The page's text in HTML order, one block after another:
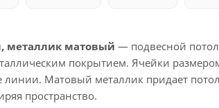
металлик матовый — подвесной
покрытием. Ячейки
линии. Матовый металлик придает
пространство.